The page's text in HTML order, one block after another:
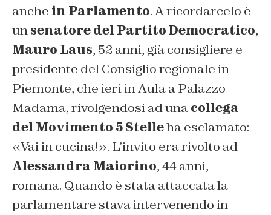
anche in Parlamento. A ricordarcelo è
unsenatore del Partito Democratico,
Mauro Laus, 52 anni, già consigliere e
presidente del Consiglio regionale in
Piemonte, che ieri in Aula a Palazzo
Madama, rivolgendosi ad unacollega
del Movimento 5 Stelleha esclamato:
«Vai in cucina!». L’invito era rivolto ad
Alessandra Maiorino, 44 anni,
romana. Quando è stata attaccata la
parlamentare stava intervenendo in